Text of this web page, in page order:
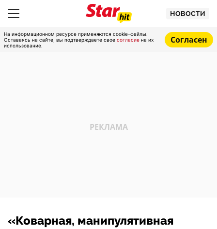
НОВОСТИ
На информационном ресурсе применяются cookie-файлы.
Оставаясь на сайте, вы подтверждаете свое согласие на их
использование.
Согласен
«Коварная, манипулятивная